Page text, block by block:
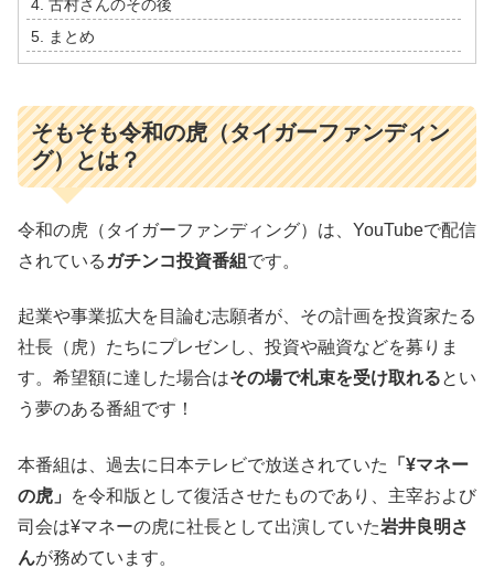
古村さんのその後
まとめ
そもそも令和の虎（タイガーファンディン
グ）とは？
令和の虎（タイガーファンディング）は、YouTubeで配信
されている ガチンコ投資番組 です。
起業や事業拡大を目論む志願者が、その計画を投資家たる
社長（虎）たちにプレゼンし、投資や融資などを募りま
す。希望額に達した場合はその場で札束を受け取れるとい
う夢のある番組です！
本番組は、過去に日本テレビで放送されていた
「¥マネー
の虎」
を令和版として復活させたものであり、主宰および
司会は¥マネーの虎に社長として出演していた岩井良明さ
んが務めています。